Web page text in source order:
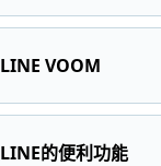
LINE VOOM
LINE的便利功能